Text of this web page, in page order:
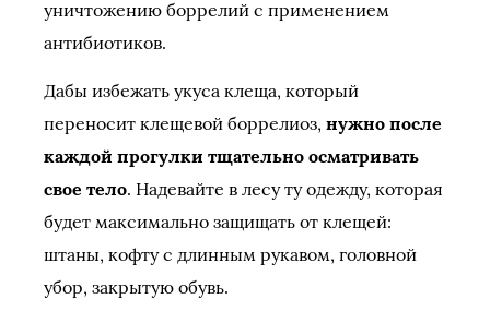
уничтожению боррелий с применением
антибиотиков.
Дабы избежать укуса клеща, который
переносит клещевой боррелиоз, нужно после
каждой прогулки тщательно осматривать
свое тело. Надевайте в лесу ту одежду, которая
будет максимально защищать от клещей:
штаны, кофту с длинным рукавом, головной
убор, закрытую обувь.